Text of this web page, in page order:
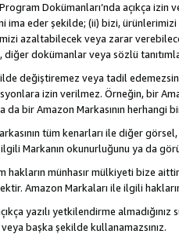
Program Dokümanları’nda açıkça
ima eder şekilde; (ii) bizi,
azaltabilecek veya zarar
diğer dokümanlar veya sözlü
değiştiremez veya tadil
izin verilmez. Örneğin, bir
da bir Amazon Markasının herhangi
tüm kenarları ile diğer
Markanın okunurluğunu ya da
hakların münhasır mülkiyeti bize
Amazon Markaları ile ilgili
yazılı yetkilendirme
başka şekilde kullanamazsınız.